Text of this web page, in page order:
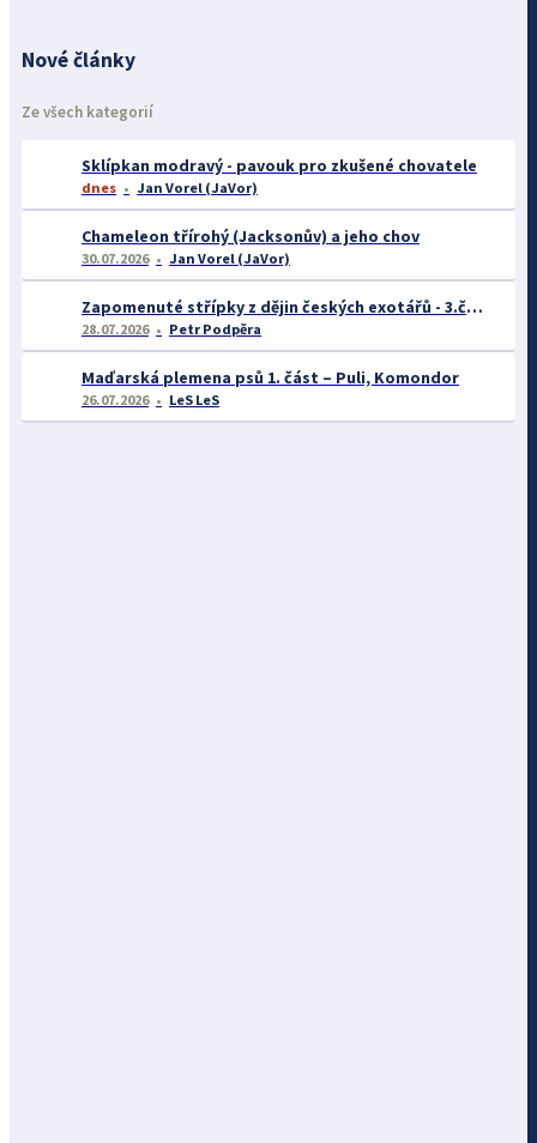
Nové články
Ze všech kategorií
Sklípkan modravý - pavouk pro zkušené chovatele
dnes Jan Vorel (JaVor)
Chameleon třírohý (Jacksonův) a jeho chov
30.07.2026 Jan Vorel (JaVor)
Zapomenuté střípky z dějin českých exotářů - 3.část
28.07.2026 Petr Podpěra
Maďarská plemena psů 1. část – Puli, Komondor
26.07.2026 LeS LeS